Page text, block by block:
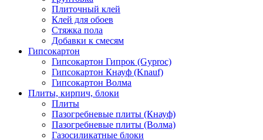
Плиточный клей
Клей для обоев
Стяжка пола
Добавки к смесям
Гипсокартон
Гипсокартон Гипрок (Gyproc)
Гипсокартон Кнауф (Knauf)
Гипсокартон Волма
Плиты, кирпич, блоки
Плиты
Пазогребневые плиты (Кнауф)
Пазогребневые плиты (Волма)
Газосиликатные блоки